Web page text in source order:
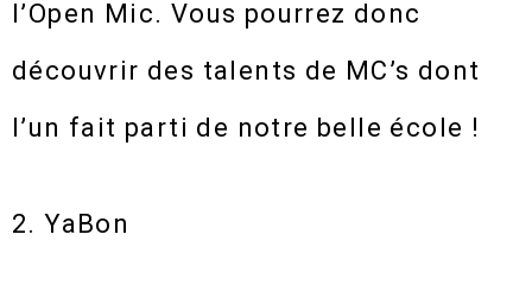
l’Open Mic. Vous pourrez donc
découvrir des talents de MC’s dont
l’un fait parti de notre belle école !
2. YaBon